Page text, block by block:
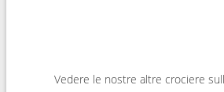
Vedere le nostre altre crociere